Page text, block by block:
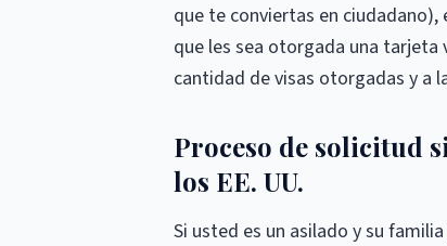
que te conviertas en
que les sea otorgada una tarjeta
cantidad de visas otorgadas y a
Proceso de solicitud
los EE. UU.
Si usted es un asilado y su